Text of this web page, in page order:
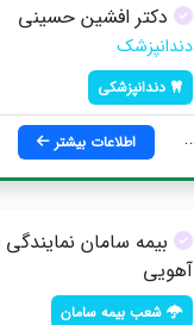
دکتر افشین حسینی
دندانپزشک
دندانپزشکی
اطلاعات بیشتر
بیمه سامان نمایندگی
آهویی
شعب بیمه سامان